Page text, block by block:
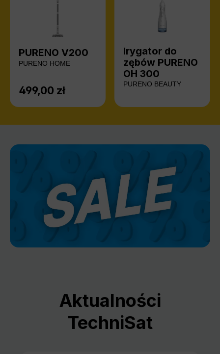
PURENO V200
PURENO HOME
Cena regularna:
499,00 zł
Irygator do
zębów PURENO
OH 300
PURENO BEAUTY
Aktualności
TechniSat